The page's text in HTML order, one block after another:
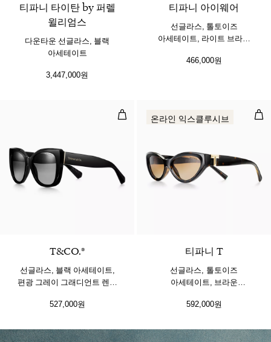
티파니 타이탄 by 퍼렐
윌리엄스
다운타운 선글라스, 블랙
아세테이트
3,447,000원
티파니 아이웨어
선글라스, 톨토이즈
아세테이트, 라이트 브라운
466,000원
선글라스, 블랙 아세테이트, 편광
T&CO.®
선글라스, 블랙 아세테이트,
편광 그레이 그래디언트 렌즈
527,000원
선
온라인 익스클루시브
티파니 T
선글라스, 톨토이즈
아세테이트, 브라운
592,000원